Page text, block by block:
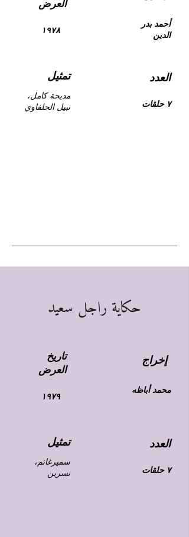
تمثيل العدد
العرض
مديحة كامل،
نبيل الحلفاوي
٧ حلقات
١٩٧٨
أحمد بدر
الدين
حكاية راجل سعيد
تمثيل العدد
تاريخ
العرض
إخراج
سميرغانم،
نسرين
٧ حلقات
١٩٧٩
محمد أباظه